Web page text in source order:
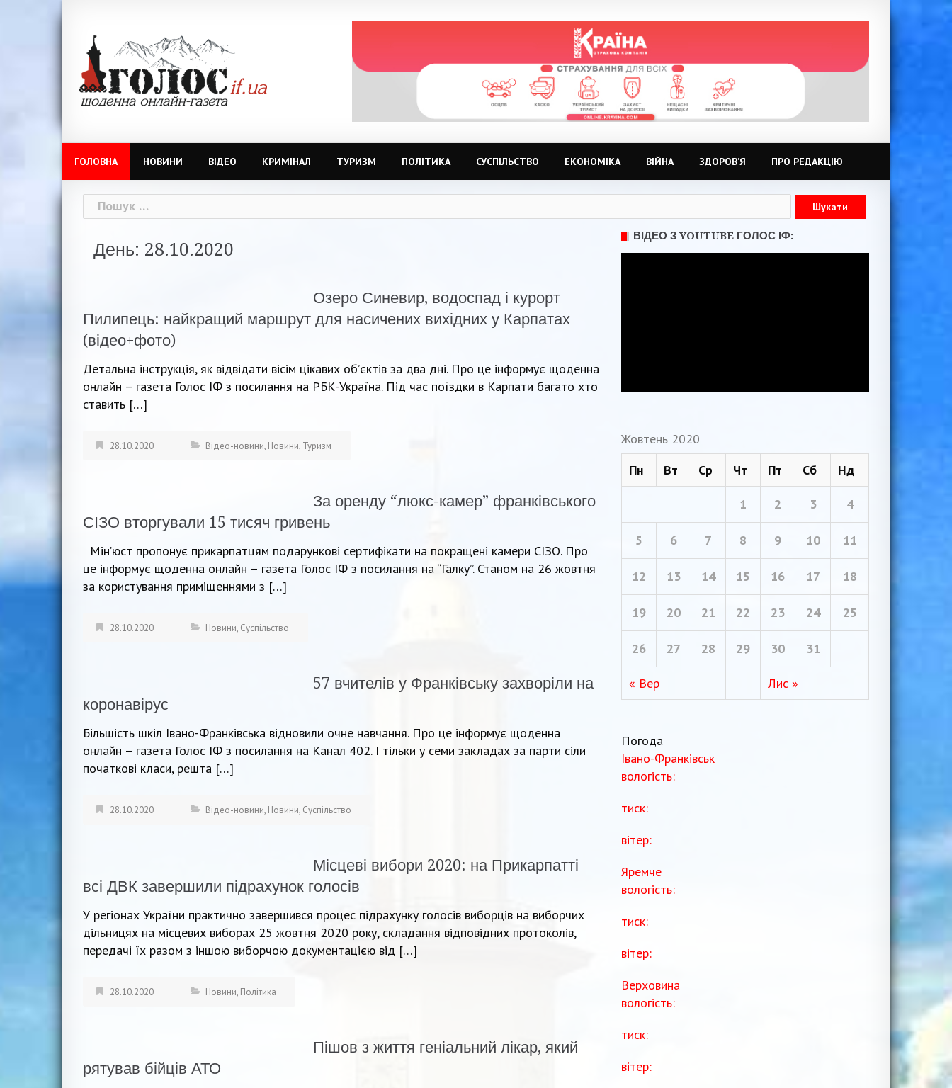
ГОЛОВНА НОВИНИ ВІДЕО КРИМІНАЛ ТУРИЗМ ПОЛІТИКА СУСПІЛЬСТВО ЕКОНОМІКА ВІЙНА ЗДОРОВ’Я ПРО РЕДАКЦІЮ
Пошук:
День: 28.10.2020
Озеро Синевир, водоспад і курорт
Пилипець: найкращий маршрут для насичених вихідних у Карпатах
(відео+фото)
Детальна інструкція, як відвідати вісім цікавих об’єктів за два дні. Про це інформує щоденна
онлайн – газета Голос ІФ з посилання на РБК-Україна. Під час поїздки в Карпати багато хто
ставить […]
28.10.2020 Відео-новини, Новини, Туризм
За оренду “люкс-камер” франківського
СІЗО вторгували 15 тисяч гривень
Мін’юст пропонує прикарпатцям подарункові сертифікати на покращені камери СІЗО. Про
це інформує щоденна онлайн – газета Голос ІФ з посилання на “Галку”. Станом на 26 жовтня
за користування приміщеннями з […]
28.10.2020 Новини, Суспільство
57 вчителів у Франківську захворіли на
коронавірус
Більшість шкіл Івано-Франківська відновили очне навчання. Про це інформує щоденна
онлайн – газета Голос ІФ з посилання на Канал 402. І тільки у семи закладах за парти сіли
початкові класи, решта […]
28.10.2020 Відео-новини, Новини, Суспільство
Місцеві вибори 2020: на Прикарпатті
всі ДВК завершили підрахунок голосів
У регіонах України практично завершився процес підрахунку голосів виборців на виборчих
дільницях на місцевих виборах 25 жовтня 2020 року, складання відповідних протоколів,
передачі їх разом з іншою виборчою документацією від […]
28.10.2020 Новини, Політика
Пішов з життя геніальний лікар, який
рятував бійців АТО
ВІДЕО З YOUTUBE ГОЛОС ІФ:
Жовтень 2020
Пн
Вт Ср Чт Пт Сб Нд
« Вер Лис »
1 2 3 4
5 6 7 8 9 10 11
12 13 14 15 16 17 18
19 20 21 22 23 24 25
26 27 28 29 30 31
Погода
Івано-Франківськ
вологість:
тиск:
вітер:
Яремче
вологість:
тиск:
вітер:
Верховина
вологість:
тиск:
вітер: